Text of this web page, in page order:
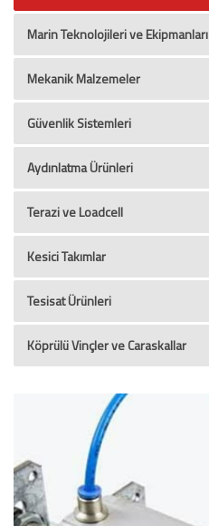
Marin Teknolojileri ve Ekipmanları
Mekanik Malzemeler
Güvenlik Sistemleri
Aydınlatma Ürünleri
Terazi ve Loadcell
Kesici Takımlar
Tesisat Ürünleri
Köprülü Vinçler ve Caraskallar